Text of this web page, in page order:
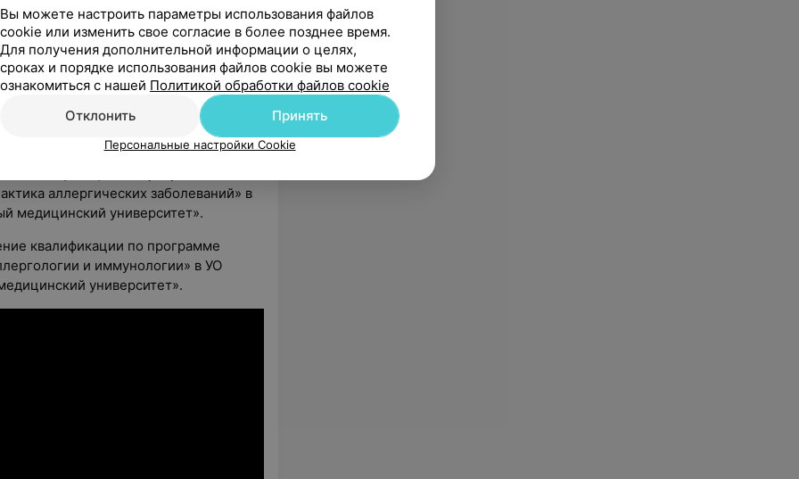
квалификации по программе
в УО «Витебский государственный
университет».
квалификации по программе
деятельности
ордена Дружбы народов
квалификации по программе
аллергических заболеваний» в
медицинский университет».
квалификации по программе
и иммунологии» в УО
университет».
Вы можете настроить параметры использования файлов
cookie или изменить свое согласие в более позднее время.
Для получения дополнительной информации о целях,
сроках и порядке использования файлов cookie вы можете
ознакомиться с нашей Политикой обработки файлов cookie
Отклонить
Принять
Персональные настройки Cookie